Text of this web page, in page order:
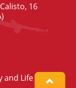
16
and Life